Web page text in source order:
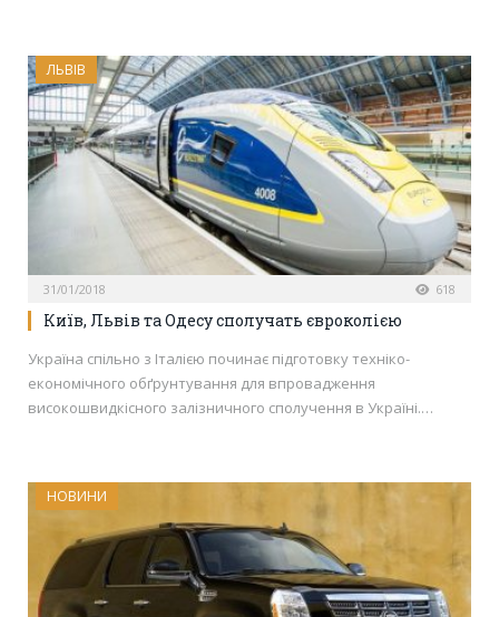
ЛЬВІВ
31/01/2018 618
Київ, Львів та Одесу сполучать євроколією
Україна спільно з Італією починає підготовку техніко-
економічного обґрунтування для впровадження
високошвидкісного залізничного сполучення в Україні.…
НОВИНИ